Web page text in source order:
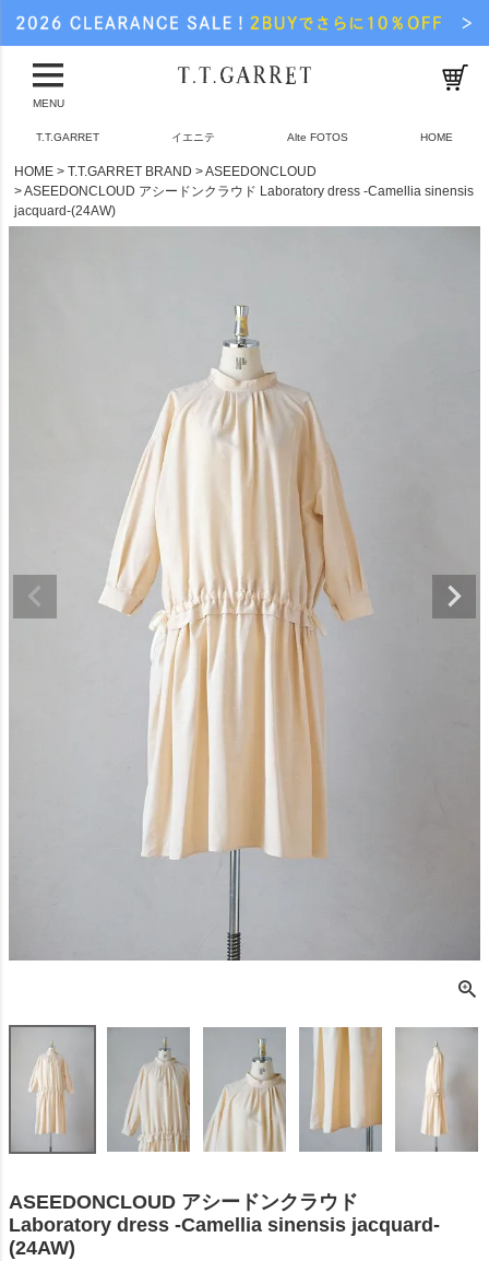
MENU
T.T.GARRET イエニテ Alte FOTOS HOME
HOME T.T.GARRET BRAND
ASEEDONCLOUD
ASEEDONCLOUD アシードンクラウド Laboratory dress -Camellia sinensis
jacquard-(24AW)
ASEEDONCLOUD アシードンクラウド
Laboratory dress -Camellia sinensis jacquard-
(24AW)